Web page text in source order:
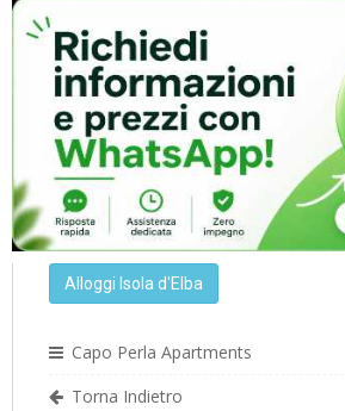
Alloggi Isola d'Elba
Capo Perla Apartments
Torna Indietro